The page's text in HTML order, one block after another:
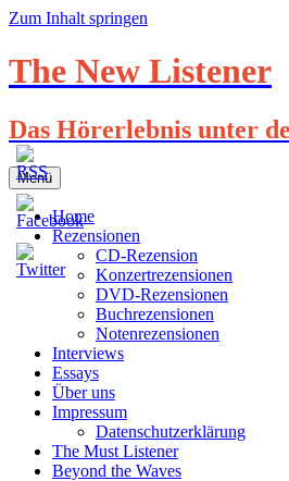
Zum Inhalt springen
The New Listener
Das Hörerlebnis unter
Menü
Home
Rezensionen
CD-Rezension
Konzertrezensionen
DVD-Rezensionen
Buchrezensionen
Notenrezensionen
Interviews
Essays
Über uns
Impressum
Datenschutzerklärung
The Must Listener
Beyond the Waves